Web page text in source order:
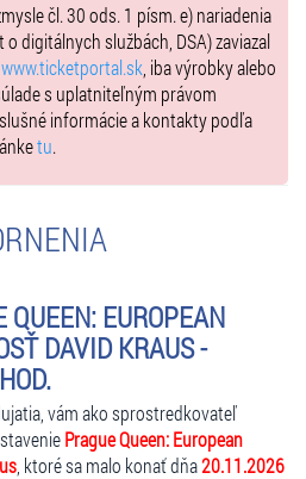
čl. 30 ods. 1 písm. e) nariadenia
digitálnych službách, DSA) zaviazal
www.ticketportal.sk , iba výrobky alebo
s uplatniteľným právom
informácie a kontakty podľa
tu.
QUEEN: EUROPEAN
DAVID KRAUS -
vám ako sprostredkovateľ
Prague Queen: European
, ktoré sa malo konať dňa20.11.2026